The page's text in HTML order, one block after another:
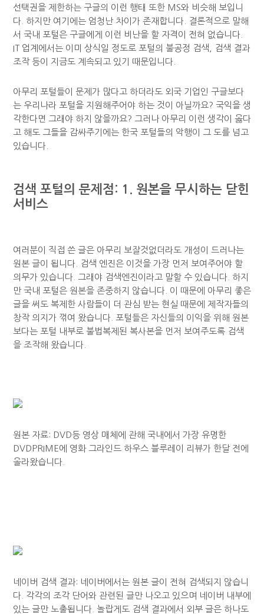
선택권을 제한하는 구글의 이런 행태 또한 MS와 비슷해 보입니
다. 하지만 여기에는 엄청난 차이가 존재합니다. 결론적으로 말해
서 국내 포털은 구글에게 이런 비난을 할 자격이 전혀 없습니다.
IT 업계에서는 이미 상식일 정도로 포털의 불공정 검색, 검색 결과
조작 등이 지금도 계속되고 있기 때문입니다.
아무리 포털들이 문제가 많다고 하더라도 외국 기업인 구글보다
는 우리나라 포털을 지원해주어야 하는 것이 아닐까요? 국익을 생
각한다면 그래야 하지 않을까요? 그러나 아무리 이런 생각이 옳다
고 해도 그들을 감싸주기에는 한국 포털들의 악행이 그 도를 넘고
있습니다.
검색 포털의 문제점: 1. 원본을 무시하는 닫힌
서비스
여러분이 직접 쓴 글은 아무리 보잘것없더라도 개성이 드러나는
원본 글이 됩니다. 검색 엔진은 이것을 가장 먼저 보여주어야 할
의무가 있습니다. 그래야 검색엔진이라고 말할 수 있습니다. 하지
만 국내 포털은 원본을 존중하지 않습니다. 이 때문에 아무리 좋은
글을 써도 복제한 사람들이 더 관심 받는 현실 때문에 제작자들의
창작 의지가 꺾여 왔습니다. 포털들은 자신들의 이익을 위해 원본
보다는 포털 내부로 불법복제된 복사본을 먼저 보여주도록 검색
을 조작해 왔습니다.
원본 자료: DVD등 영상 매체에 관해 국내에서 가장 유명한
DVDPRIME에 영화 그라인드 하우스 블루레이 리뷰가 한달 전에
올라왔습니다.
네이버 검색 결과: 네이버에서는 원본 글이 전혀 검색되지 않습니
다. 각각의 조각 단어와 관련된 글만 나오고 있으며 네이버 내부에
있는 글만 노출됩니다. 놀랍게도 검색 결과에서 외부 글은 하나도